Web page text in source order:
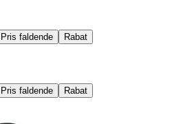
Pris faldende Rabat
Pris faldende Rabat